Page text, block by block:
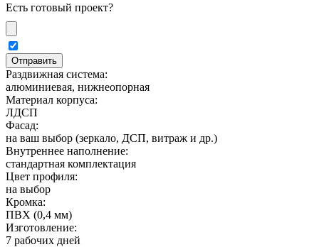
Есть готовый проект?
Раздвижная система:
алюминиевая, нижнеопорная
Материал корпуса:
ЛДСП
Фасад:
на ваш выбор (зеркало, ДСП, витраж и др.)
Внутреннее наполнение:
стандартная комплектация
Цвет профиля:
на выбор
Кромка:
ПВХ (0,4 мм)
Изготовление:
7 рабочих дней